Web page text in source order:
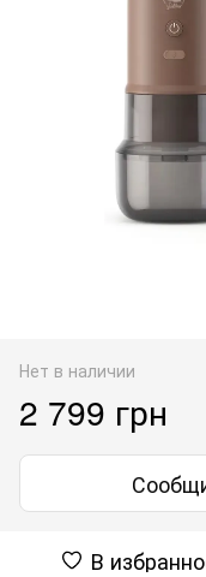
Нет в наличии
2 799 грн
В